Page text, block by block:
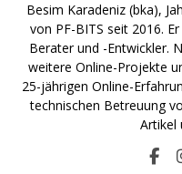
Besim Karadeniz (bka),
von PF-BITS seit 2016.
Berater und -Entwickler.
weitere Online-Projekte
25-jährigen Online-
technischen Betreuung
Artikel